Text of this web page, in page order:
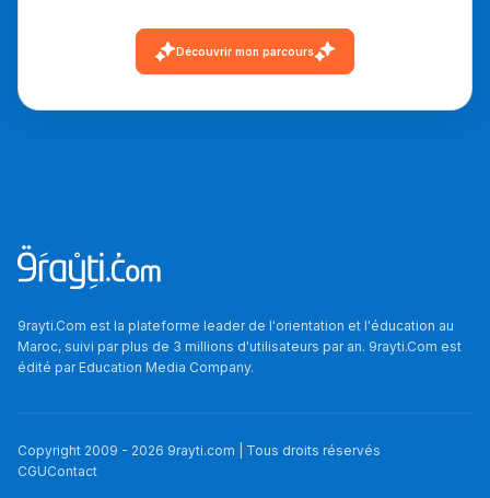
دليل التوجيه
Ki Derti Liha
باش تقدر تساعد الناس
يلقاو التوازن من الدّاخل
Découvrir mon parcours
9rayti.Com est la plateforme leader de l'orientation et l'éducation au
Maroc, suivi par plus de 3 millions d'utilisateurs par an. 9rayti.Com est
édité parEducation Media Company.
Copyright 2009 - 2026 9rayti.com | Tous droits réservés
CGUContact